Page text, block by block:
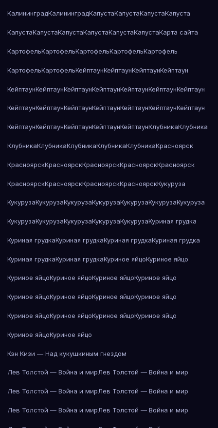
КалининградКалининградКапустаКапустаКапустаКапуста
КапустаКапустаКапустаКапустаКапустаКапустаКарта сайта
КартофельКартофельКартофельКартофельКартофель
КартофельКартофельКейптаунКейптаунКейптаунКейптаун
КейптаунКейптаунКейптаунКейптаунКейптаунКейптаунКейптаун
КейптаунКейптаунКейптаунКейптаунКейптаунКейптаунКейптаун
КейптаунКейптаунКейптаунКейптаунКейптаунКлубникаКлубника
КлубникаКлубникаКлубникаКлубникаКлубникаКрасноярск
КрасноярскКрасноярскКрасноярскКрасноярскКрасноярск
КрасноярскКрасноярскКрасноярскКрасноярскКукуруза
КукурузаКукурузаКукурузаКукурузаКукурузаКукурузаКукуруза
КукурузаКукурузаКукурузаКукурузаКукурузаКуриная грудка
Куриная грудкаКуриная грудкаКуриная грудкаКуриная грудка
Куриная грудкаКуриная грудкаКуриное яйцоКуриное яйцо
Куриное яйцоКуриное яйцоКуриное яйцоКуриное яйцо
Куриное яйцоКуриное яйцоКуриное яйцоКуриное яйцо
Куриное яйцоКуриное яйцоКуриное яйцоКуриное яйцо
Куриное яйцоКуриное яйцо
Кэн Кизи — Над кукушкиным гнездом
Лев Толстой — Война и мирЛев Толстой — Война и мир
Лев Толстой — Война и мирЛев Толстой — Война и мир
Лев Толстой — Война и мирЛев Толстой — Война и мир